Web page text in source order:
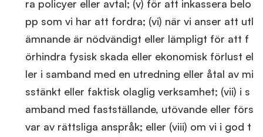
ra policyer eller avtal; (v) för att inkassera belo
pp som vi har att fordra; (vi) när vi anser att utl
ämnande är nödvändigt eller lämpligt för att f
örhindra fysisk skada eller ekonomisk förlust el
ler i samband med en utredning eller åtal av mi
sstänkt eller faktisk olaglig verksamhet; (vii) i s
amband med fastställande, utövande eller förs
var av rättsliga anspråk; eller (viii) om vi i god t